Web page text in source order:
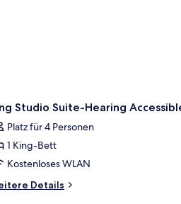
Studio Suite-Hearing
Platz für 4 Personen
1 King-Bett
Kostenloses WLAN
Details